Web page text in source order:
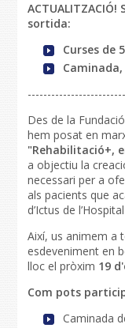
sortida:
Curses de
Caminada,
Des de la
hem posat en
"Rehabilitació+,
a objectiu la
necessari per a
als pacients que
d’Ictus de
Així, us animem a
esdeveniment en
lloc el pròxim 19
Com pots
Caminada